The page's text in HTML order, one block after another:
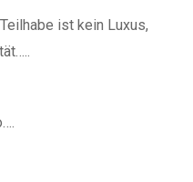
ist kein Luxus,